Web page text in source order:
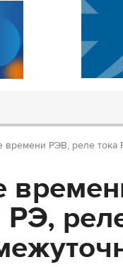
времени РЭВ, реле тока
РЭ,